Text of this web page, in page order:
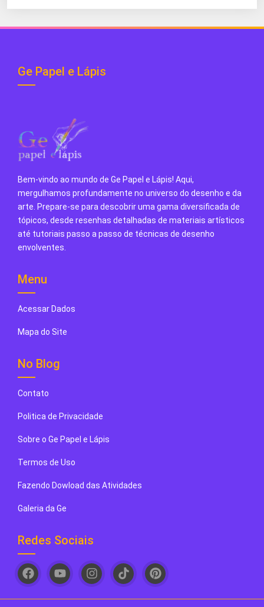
Blog
Ge Papel e Lápis
Bem-vindo ao mundo de Ge Papel e Lápis! Aqui,
mergulhamos profundamente no universo do desenho e da
arte. Prepare-se para descobrir uma gama diversificada de
tópicos, desde resenhas detalhadas de materiais artísticos
até tutoriais passo a passo de técnicas de desenho
envolventes.
Menu
Acessar Dados
Mapa do Site
No Blog
Contato
Politica de Privacidade
Sobre o Ge Papel e Lápis
Termos de Uso
Fazendo Dowload das Atividades
Galeria da Ge
Redes Sociais